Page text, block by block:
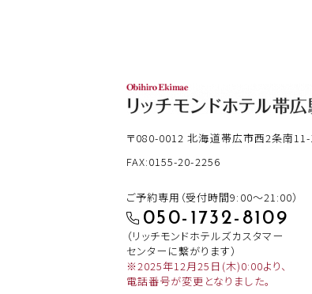
〒080-0012北海道帯広市西2条南
FAX:0155-20-2256
ご予約専用（受付時間9:00～21:00）
050-1732-8109
（リッチモンドホテルズカスタマー
センターに繋がります）
※2025年12月25日(木)0:00より、
電話番号が変更となりました。